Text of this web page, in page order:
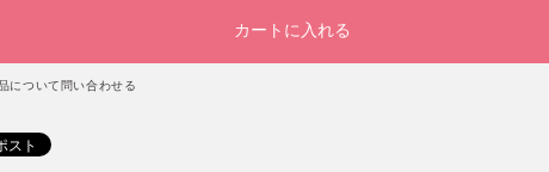
について問い合わせる